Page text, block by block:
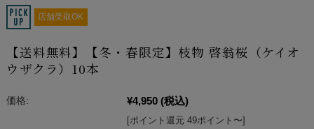
店舗受取OK
【送料無料】【冬・春限定】枝物 啓翁桜（ケイオ
ウザクラ）10本
価格: ¥4,950 (税込)
[ポイント還元 49ポイント〜]